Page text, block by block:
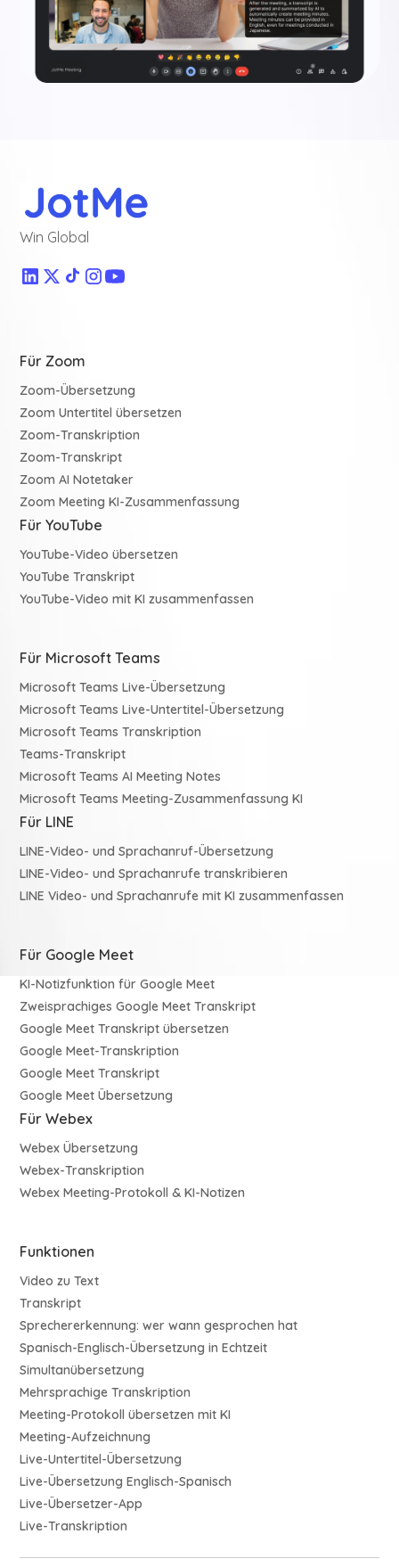
Win Global
Für Zoom
Zoom-Übersetzung
Zoom Untertitel übersetzen
Zoom-Transkription
Zoom-Transkript
Zoom AI Notetaker
Zoom Meeting KI-Zusammenfassung
Für YouTube
YouTube-Video übersetzen
YouTube Transkript
YouTube-Video mit KI zusammenfassen
Für Microsoft Teams
Microsoft Teams Live-Übersetzung
Microsoft Teams Live-Untertitel-Übersetzung
Microsoft Teams Transkription
Teams-Transkript
Microsoft Teams AI Meeting Notes
Microsoft Teams Meeting-Zusammenfassung KI
Für LINE
LINE-Video- und Sprachanruf-Übersetzung
LINE-Video- und Sprachanrufe transkribieren
LINE Video- und Sprachanrufe mit KI zusammenfassen
Für Google Meet
KI-Notizfunktion für Google Meet
Zweisprachiges Google Meet Transkript
Google Meet Transkript übersetzen
Google Meet-Transkription
Google Meet Transkript
Google Meet Übersetzung
Für Webex
Webex Übersetzung
Webex-Transkription
Webex Meeting-Protokoll & KI-Notizen
Funktionen
Video zu Text
Transkript
Sprechererkennung: wer wann gesprochen hat
Spanisch-Englisch-Übersetzung in Echtzeit
Simultanübersetzung
Mehrsprachige Transkription
Meeting-Protokoll übersetzen mit KI
Meeting-Aufzeichnung
Live-Untertitel-Übersetzung
Live-Übersetzung Englisch-Spanisch
Live-Übersetzer-App
Live-Transkription